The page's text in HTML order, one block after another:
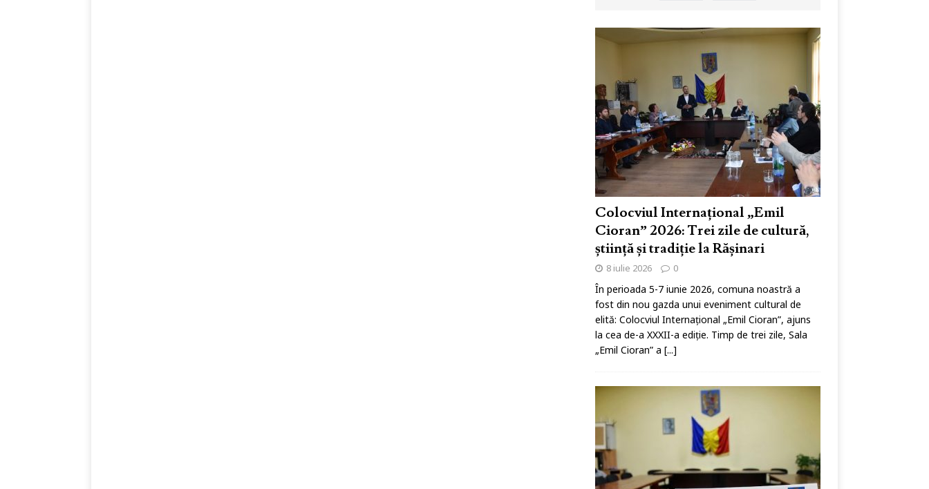
Colocviul Internațional „Emil
Cioran” 2026: Trei zile de cultură,
știință și tradiție la Rășinari
8 iulie 2026 0
În perioada 5-7 iunie 2026, comuna noastră a
fost din nou gazda unui eveniment cultural de
elită: Colocviul Internațional „Emil Cioran”, ajuns
la cea de-a XXXII-a ediție. Timp de trei zile, Sala
„Emil Cioran” a [...]